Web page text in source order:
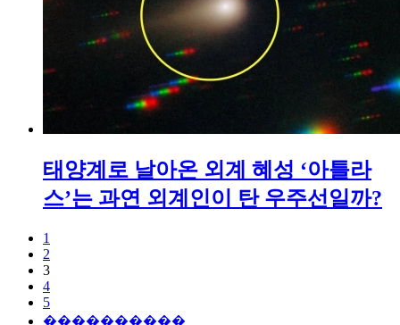
태양계로 날아온 외계 혜성 ‘아틀라
스’는 과연 외계인이 탄 우주선일까?
1
2
3
4
5
����������